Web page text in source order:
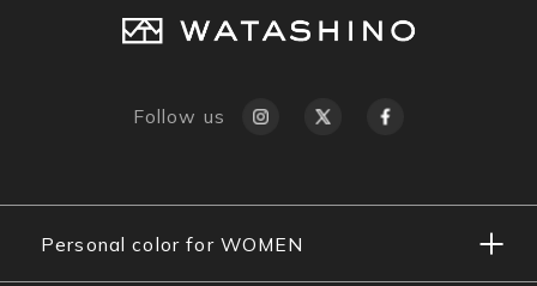
Follow us
Personal color for WOMEN